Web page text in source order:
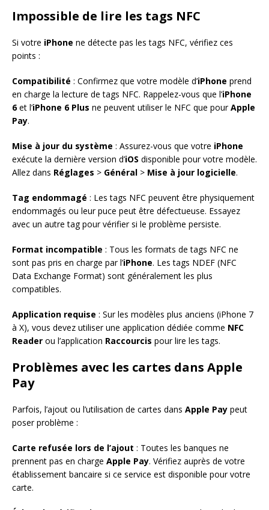
Impossible de lire les tags NFC
Si votre iPhone ne détecte pas les tags NFC, vérifiez ces
points :
Compatibilité : Confirmez que votre modèle d’iPhone prend
en charge la lecture de tags NFC. Rappelez-vous que l’iPhone
6et l’iPhone 6 Plus ne peuvent utiliser le NFC que pourApple
Pay.
Mise à jour du système : Assurez-vous que votre iPhone
exécute la dernière version d’iOS disponible pour votre modèle.
Allez dans Réglages > Général > Mise à jour logicielle.
Tag endommagé : Les tags NFC peuvent être physiquement
endommagés ou leur puce peut être défectueuse. Essayez
avec un autre tag pour vérifier si le problème persiste.
Format incompatible : Tous les formats de tags NFC ne
sont pas pris en charge par l’iPhone. Les tags NDEF (NFC
Data Exchange Format) sont généralement les plus
compatibles.
Application requise : Sur les modèles plus anciens (iPhone 7
à X), vous devez utiliser une application dédiée comme NFC
Reader ou l’application Raccourcis pour lire les tags.
Problèmes avec les cartes dans Apple
Pay
Parfois, l’ajout ou l’utilisation de cartes dans Apple Pay peut
poser problème :
Carte refusée lors de l’ajout : Toutes les banques ne
prennent pas en charge Apple Pay. Vérifiez auprès de votre
établissement bancaire si ce service est disponible pour votre
carte.